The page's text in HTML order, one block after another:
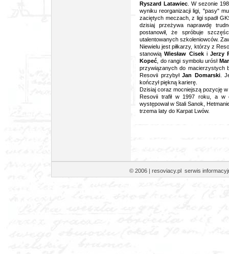
Ryszard Latawiec . W sezonie
wyniku reorganizacji ligi, "pasy"
zaciętych meczach, z ligi spadł
dzisiaj przeżywa naprawdę
postanowił, że spróbuje
utalentowanych szkoleniowców.
Niewielu jest piłkarzy, którzy z
stanowiąWiesław Ciseki Jerzy
Kopeć , do rangi symbolu urósł
przywiązanych do macierzystych
Resovii przybyłJan Domarski.
kończył piękną karierę.
Dzisiaj coraz mocniejszą pozycję
Resovii trafił w 1997 roku, a w
występował w Stali Sanok,
trzema laty do Karpat Lwów.
© 2006 | resoviacy.pl serwis